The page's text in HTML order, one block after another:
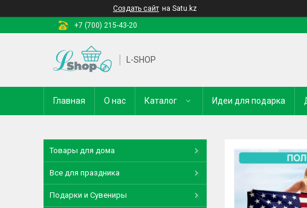
Создать сайт на Satu.kz
+7 (700) 215-43-20
L-SHOP
Главная О нас Каталог Идеи для подарка
Товары для дома
Все для праздника
Подарки и Сувениры